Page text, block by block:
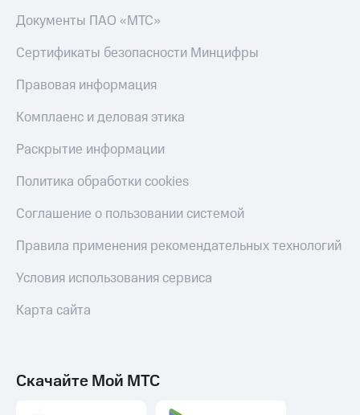
Документы ПАО «МТС»
Сертификаты безопасности Минцифры
Правовая информация
Комплаенс и деловая этика
Раскрытие информации
Политика обработки cookies
Соглашение о пользовании системой
Правила применения рекомендательных технологий
Условия использования сервиса
Карта сайта
Скачайте Мой МТС